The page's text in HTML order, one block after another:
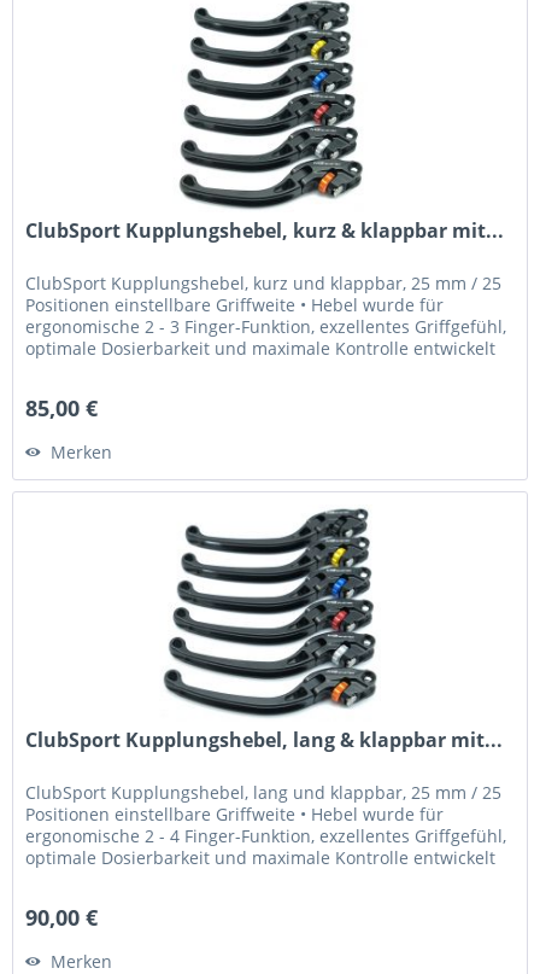
ClubSport Kupplungshebel, kurz & klappbar mit...
ClubSport Kupplungshebel, kurz und klappbar, 25 mm / 25
Positionen einstellbare Griffweite • Hebel wurde für
ergonomische 2 - 3 Finger-Funktion, exzellentes Griffgefühl,
optimale Dosierbarkeit und maximale Kontrolle entwickelt
85,00 €
Merken
ClubSport Kupplungshebel, lang & klappbar mit...
ClubSport Kupplungshebel, lang und klappbar, 25 mm / 25
Positionen einstellbare Griffweite • Hebel wurde für
ergonomische 2 - 4 Finger-Funktion, exzellentes Griffgefühl,
optimale Dosierbarkeit und maximale Kontrolle entwickelt
90,00 €
Merken